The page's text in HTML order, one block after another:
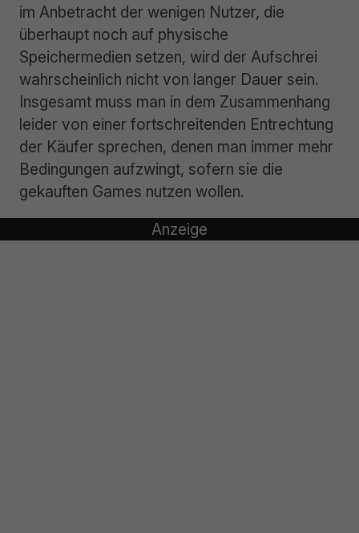
im Anbetracht der wenigen Nutzer, die
überhaupt noch auf physische
Speichermedien setzen, wird der Aufschrei
wahrscheinlich nicht von langer Dauer sein.
Insgesamt muss man in dem Zusammenhang
leider von einer fortschreitenden Entrechtung
der Käufer sprechen, denen man immer mehr
Bedingungen aufzwingt, sofern sie die
gekauften Games nutzen wollen.